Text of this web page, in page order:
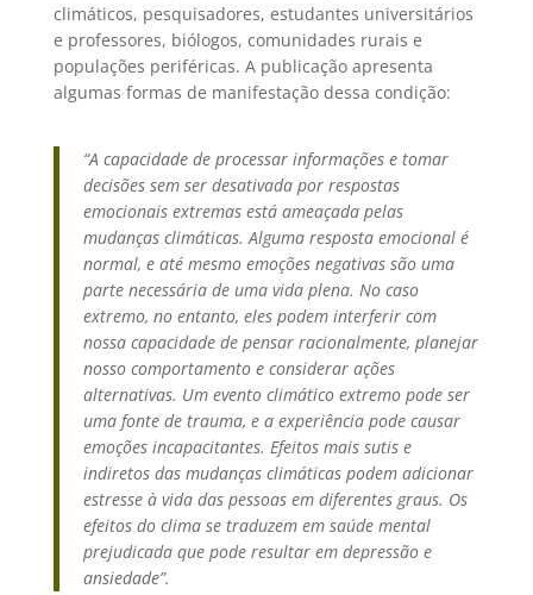
climáticos, pesquisadores, estudantes universitários
e professores, biólogos, comunidades rurais e
populações periféricas. A publicação apresenta
algumas formas de manifestação dessa condição:
“A capacidade de processar informações e tomar
decisões sem ser desativada por respostas
emocionais extremas está ameaçada pelas
mudanças climáticas. Alguma resposta emocional é
normal, e até mesmo emoções negativas são uma
parte necessária de uma vida plena. No caso
extremo, no entanto, eles podem interferir com
nossa capacidade de pensar racionalmente, planejar
nosso comportamento e considerar ações
alternativas. Um evento climático extremo pode ser
uma fonte de trauma, e a experiência pode causar
emoções incapacitantes. Efeitos mais sutis e
indiretos das mudanças climáticas podem adicionar
estresse à vida das pessoas em diferentes graus. Os
efeitos do clima se traduzem em saúde mental
prejudicada que pode resultar em depressão e
ansiedade”.